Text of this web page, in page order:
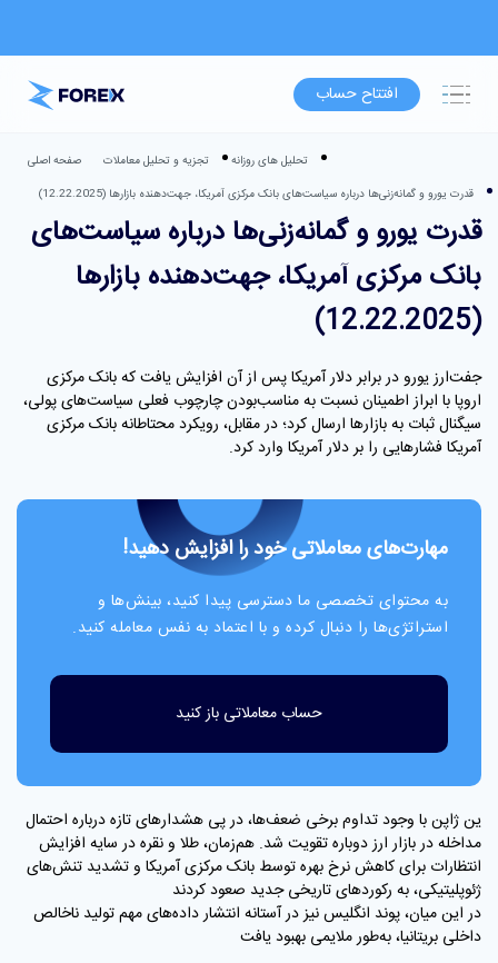
افتتاح حساب
صفحه اصلی تجزیه و تحلیل معاملات
تحلیل های روزانه
قدرت یورو و گمانه‌زنی‌ها درباره سیاست‌های بانک مرکزی آمریکا، جهت‌دهنده بازارها (12.22.2025)
قدرت یورو و گمانه‌زنی‌ها درباره سیاست‌های
بانک مرکزی آمریکا، جهت‌دهنده بازارها
(12.22.2025)
جفت‌ارز یورو در برابر دلار آمریکا پس از آن افزایش یافت که بانک مرکزی
اروپا با ابراز اطمینان نسبت به مناسب‌بودن چارچوب فعلی سیاست‌های پولی،
سیگنال ثبات به بازارها ارسال کرد؛ در مقابل، رویکرد محتاطانه بانک مرکزی
آمریکا فشارهایی را بر دلار آمریکا وارد کرد.
مهارت‌های معاملاتی خود را افزایش دهید!
به محتوای تخصصی ما دسترسی پیدا کنید، بینش‌ها و
استراتژی‌ها را دنبال کرده و با اعتماد به نفس معامله کنید.
حساب معاملاتی باز کنید
ین ژاپن با وجود تداوم برخی ضعف‌ها، در پی هشدارهای تازه درباره احتمال
مداخله در بازار ارز دوباره تقویت شد. هم‌زمان، طلا و نقره در سایه افزایش
انتظارات برای کاهش نرخ بهره توسط بانک مرکزی آمریکا و تشدید تنش‌های
ژئوپلیتیکی، به رکوردهای تاریخی جدید صعود کردند
در این میان، پوند انگلیس نیز در آستانه انتشار داده‌های مهم تولید ناخالص
داخلی بریتانیا، به‌طور ملایمی بهبود یافت